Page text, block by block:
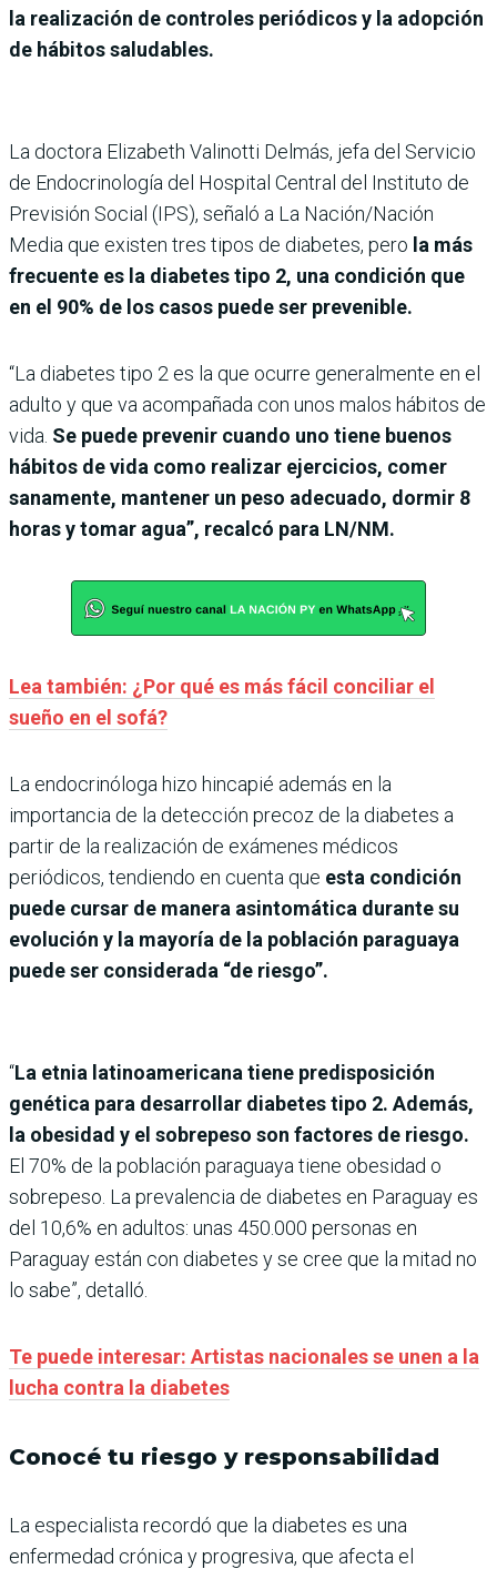
la realización de controles periódicos y la adopción
de hábitos saludables.
La doctora Elizabeth Valinotti Delmás, jefa del Servicio
de Endocrinología del Hospital Central del Instituto de
Previsión Social (IPS), señaló a La Nación/Nación
Media que existen tres tipos de diabetes, pero la más
frecuente es la diabetes tipo 2, una condición que
en el 90% de los casos puede ser prevenible.
“La diabetes tipo 2 es la que ocurre generalmente en el
adulto y que va acompañada con unos malos hábitos de
vida. Se puede prevenir cuando uno tiene buenos
hábitos de vida como realizar ejercicios, comer
sanamente, mantener un peso adecuado, dormir 8
horas y tomar agua”, recalcó para LN/NM.
Lea también: ¿Por qué es más fácil conciliar el
sueño en el sofá?
La endocrinóloga hizo hincapié además en la
importancia de la detección precoz de la diabetes a
partir de la realización de exámenes médicos
periódicos, tendiendo en cuenta que esta condición
puede cursar de manera asintomática durante su
evolución y la mayoría de la población paraguaya
puede ser considerada “de riesgo”.
“La etnia latinoamericana tiene predisposición
genética para desarrollar diabetes tipo 2. Además,
la obesidad y el sobrepeso son factores de riesgo.
El 70% de la población paraguaya tiene obesidad o
sobrepeso. La prevalencia de diabetes en Paraguay es
del 10,6% en adultos: unas 450.000 personas en
Paraguay están con diabetes y se cree que la mitad no
lo sabe”, detalló.
Te puede interesar: Artistas nacionales se unen a la
lucha contra la diabetes
Conocé tu riesgo y responsabilidad
La especialista recordó que la diabetes es una
enfermedad crónica y progresiva, que afecta el